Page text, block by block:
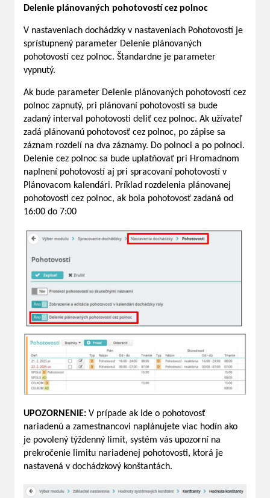
Delenie plánovaných pohotovostí cez polnoc
V nastaveniach dochádzky v nastaveniach Pohotovostí je
sprístupnený parameter Delenie plánovaných
pohotovostí cez polnoc. Štandardne je parameter
vypnutý.
Ak bude parameter Delenie plánovaných pohotovostí cez
polnoc zapnutý, pri plánovaní pohotovosti sa bude
zadaný interval pohotovosti deliť cez polnoc. Ak užívateľ
zadá plánovanú pohotovosť cez polnoc, po zápise sa
záznam rozdelí na dva záznamy. Do polnoci a po polnoci.
Delenie cez polnoc sa bude uplatňovať pri Hromadnom
naplnení pohotovostí aj pri spracovaní pohotovostí v
Plánovacom kalendári. Príklad rozdelenia plánovanej
pohotovosti cez polnoc, ak bola pohotovosť zadaná od
16:00 do 7:00
UPOZORNENIE: V prípade ak ide o pohotovosť
nariadenú a zamestnancovi naplánujete viac hodín ako
je povolený týždenný limit, systém vás upozorní na
prekročenie limitu nariadenej pohotovosti, ktorá je
nastavená v dochádzkový konštantách.